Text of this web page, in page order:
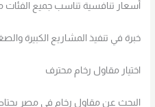
أسعار تنافسية تناسب جميع
خبرة في تنفيذ المشاريع الكبيرة
اختيار مقاول رخام محترف
البحث عن مقاول رخام في مصر